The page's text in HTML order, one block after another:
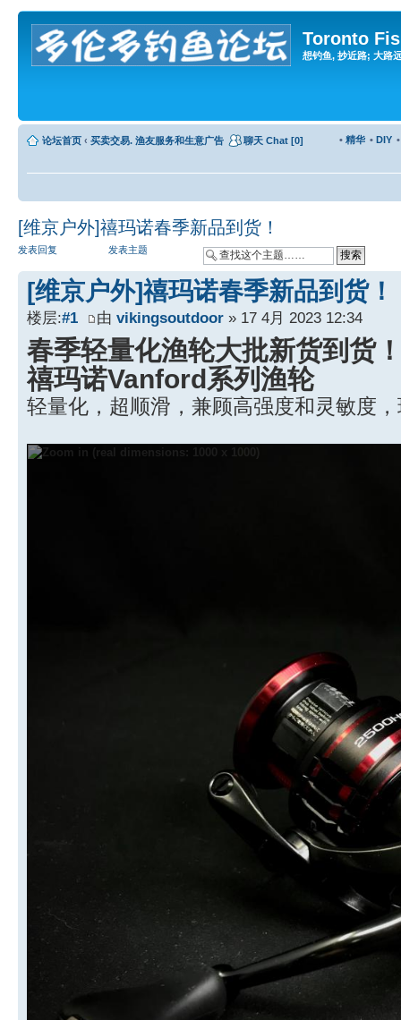
Toronto
想钓鱼, 抄近路; 大路
论坛首页 ‹ 买卖交易. 渔友服务和生意广告 聊天 Chat [0] • DIY
• 精华
[维京户外]禧玛诺春季新品到货！
发表回复 发表主题
[维京户外]禧玛诺春季新品到货！
楼层:#1 由 vikingsoutdoor » 17 4月 2023 12:34
春季轻量化渔轮大批新货到货
禧玛诺Vanford系列渔轮
轻量化，超顺滑，兼顾高强度和灵敏度